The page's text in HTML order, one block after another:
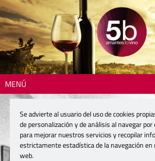
MENÚ
Se advierte al usuario del uso de cookies
de personalización y de análisis al navegar
para mejorar nuestros servicios y recopilar
estrictamente estadística de la navegación
web.